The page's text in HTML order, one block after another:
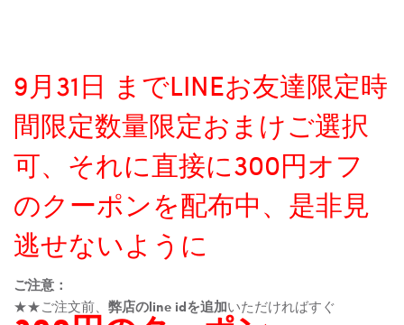
9月31日 までLINEお友達限定時
間限定数量限定おまけご選択
可、それに直接に300円オフ
のクーポンを配布中、是非見
逃せないように
ご注意：
★★ご注文前、 弊店のline idを追加いただければすぐ